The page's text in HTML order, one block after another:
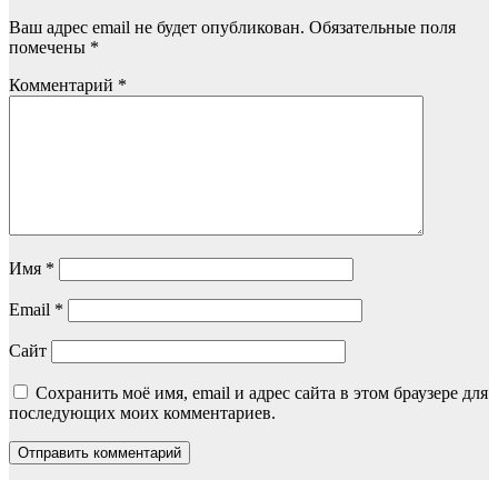
Ваш адрес email не будет опубликован. Обязательные поля
помечены *
Комментарий *
Имя *
Email *
Сайт
Сохранить моё имя, email и адрес сайта в этом браузере для
последующих моих комментариев.